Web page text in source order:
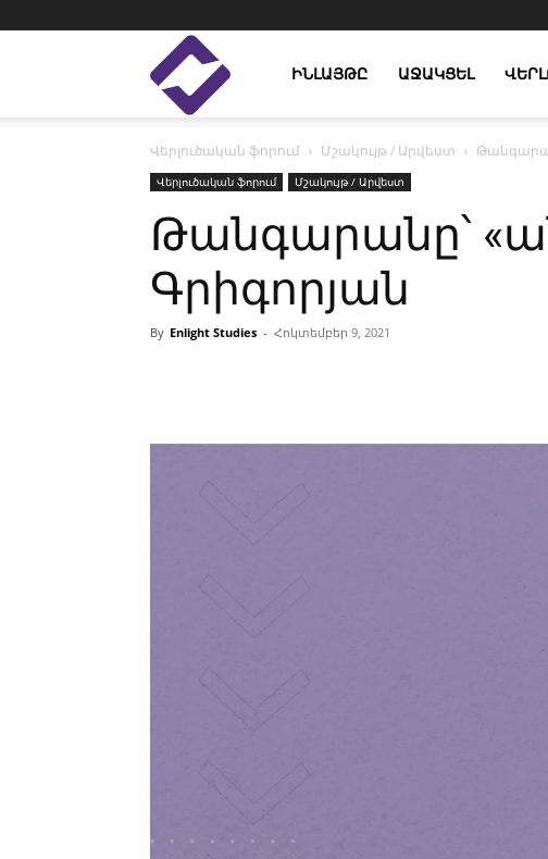
Enlight
Studies
ԻՆԼԱՅԹԸ ԱՋԱԿՑԵԼ
Վերլուծական ֆորում Մշակույթ / Արվեստ
Վերլուծական ֆորում Մշակույթ / Արվեստ
Թանգարանը՝
Գրիգորյան
By Enlight Studies - Հոկտեմբեր 9, 2021